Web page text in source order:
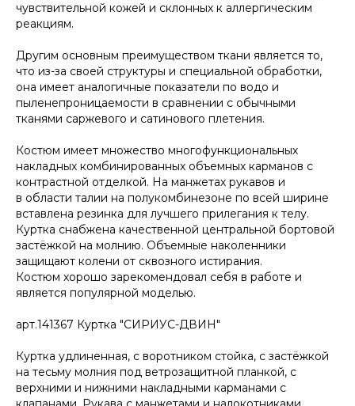
чувствительной кожей и склонных к аллергическим
реакциям.
Другим основным преимуществом ткани является то,
что из-за своей структуры и специальной обработки,
она имеет аналогичные показатели по водо и
пыленепроницаемости в сравнении с обычными
тканями саржевого и сатинового плетения.
Костюм имеет множество многофункциональных
накладных комбинированных объемных карманов с
контрастной отделкой. На манжетах рукавов и
в области талии на полукомбинезоне по всей ширине
вставлена резинка для лучшего прилегания к телу.
Куртка снабжена качественной центральной бортовой
застёжкой на молнию. Объемные наколенники
защищают колени от сквозного истирания.
Костюм хорошо зарекомендовал себя в работе и
является популярной моделью.
арт.141367 Куртка "СИРИУС-ДВИН"
Куртка удлиненная, с воротником стойка, с застёжкой
на тесьму молния под ветрозащитной планкой, с
верхними и нижними накладными карманами с